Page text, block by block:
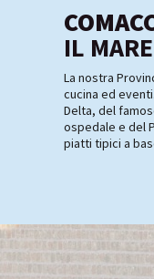
IL
La nostra
cucina ed
Delta, del
ospedale e del
piatti tipici a